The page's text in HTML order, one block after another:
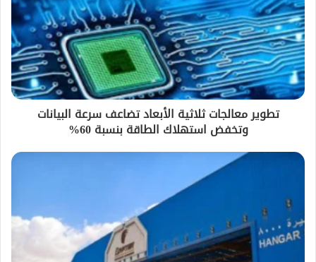
تطوير معالجات ثلاثية الأبعاد تضاعف سرعة البيانات
وتخفض استهلاك الطاقة بنسبة 60%